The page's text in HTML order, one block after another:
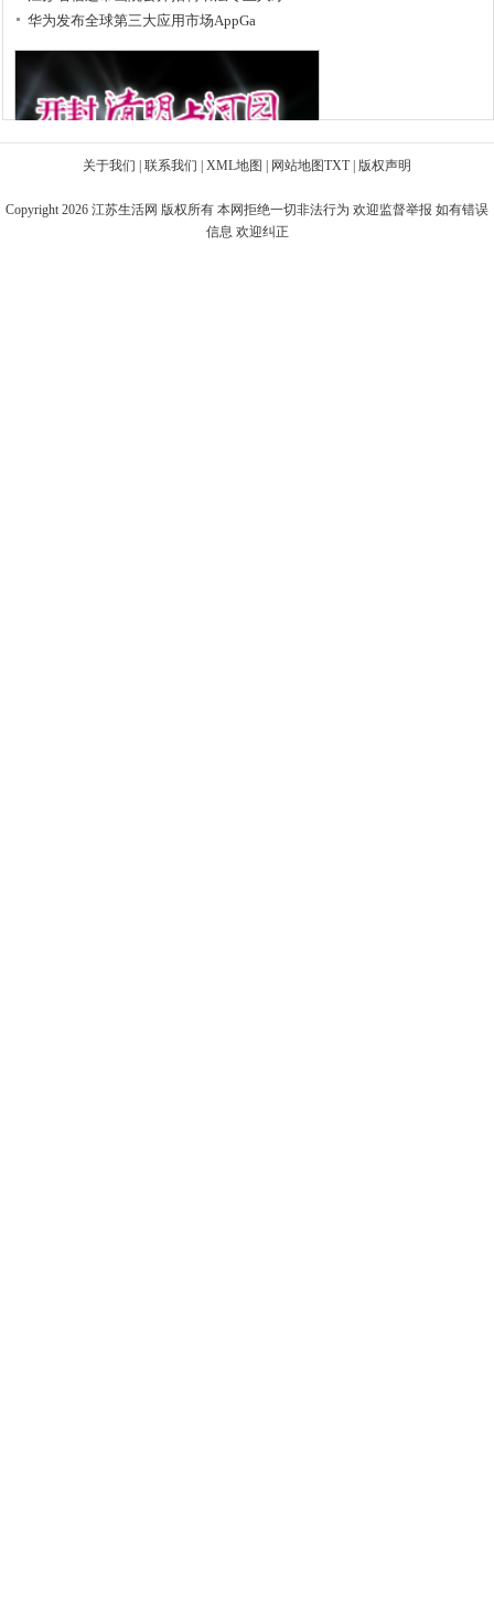
华为发布全球第三大应用市场AppGa
关于我们 联系我们 XML地图 网站地图TXT| 版权声明
Copyright 2026 江苏生活网 版权所有 本网拒绝一切非法行为 欢迎监督举报 如有错误
信息 欢迎纠正